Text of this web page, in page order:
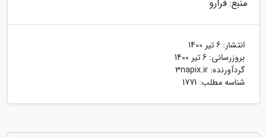
منبع: فرارو
انتشار: 6 تیر 1400
بروزرسانی: 6 تیر 1400
گردآورنده: 3napix.ir
شناسه مطلب: 1771